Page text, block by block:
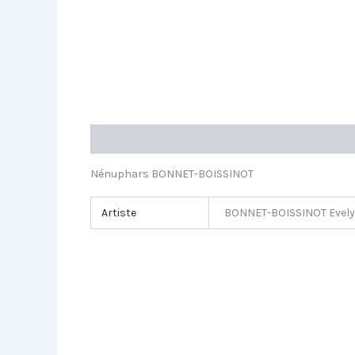
Nénuphars BONNET-BOISSINOT
Artiste BONNET-BOISSINOT